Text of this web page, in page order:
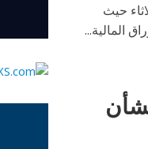
حيث
المالية...